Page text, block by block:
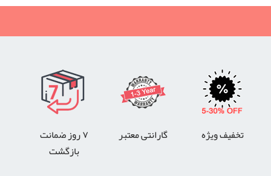
تخفیف ویژه گارانتی معتبر
۷ روز ضمانت
بازگشت